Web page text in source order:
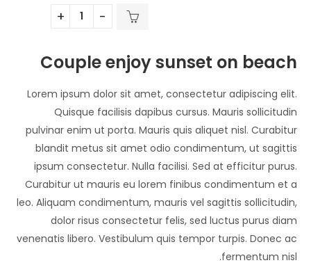
Couple enjoy sunset on beach
Lorem ipsum dolor sit amet, consectetur adipiscing elit.
Quisque facilisis dapibus cursus. Mauris sollicitudin
pulvinar enim ut porta. Mauris quis aliquet nisl. Curabitur
blandit metus sit amet odio condimentum, ut sagittis
ipsum consectetur. Nulla facilisi. Sed at efficitur purus.
Curabitur ut mauris eu lorem finibus condimentum et a
leo. Aliquam condimentum, mauris vel sagittis sollicitudin,
dolor risus consectetur felis, sed luctus purus diam
venenatis libero. Vestibulum quis tempor turpis. Donec ac
fermentum nisl.